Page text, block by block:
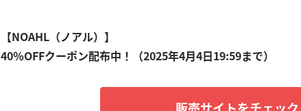
【NOAHL（ノアル）】
40％OFFクーポン配布中！（2025年4月4日19:59まで）
販売サイトをチェック